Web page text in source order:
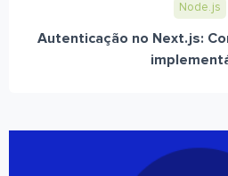
Node.js
Autenticação no Next.js: